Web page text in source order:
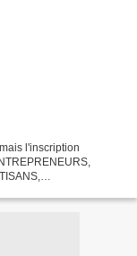
l'inscription